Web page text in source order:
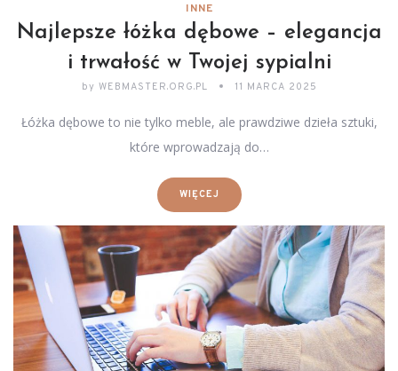
INNE
Najlepsze łóżka dębowe – elegancja
i trwałość w Twojej sypialni
by WEBMASTER.ORG.PL 11 MARCA 2025
Łóżka dębowe to nie tylko meble, ale prawdziwe dzieła sztuki,
które wprowadzają do…
WIĘCEJ